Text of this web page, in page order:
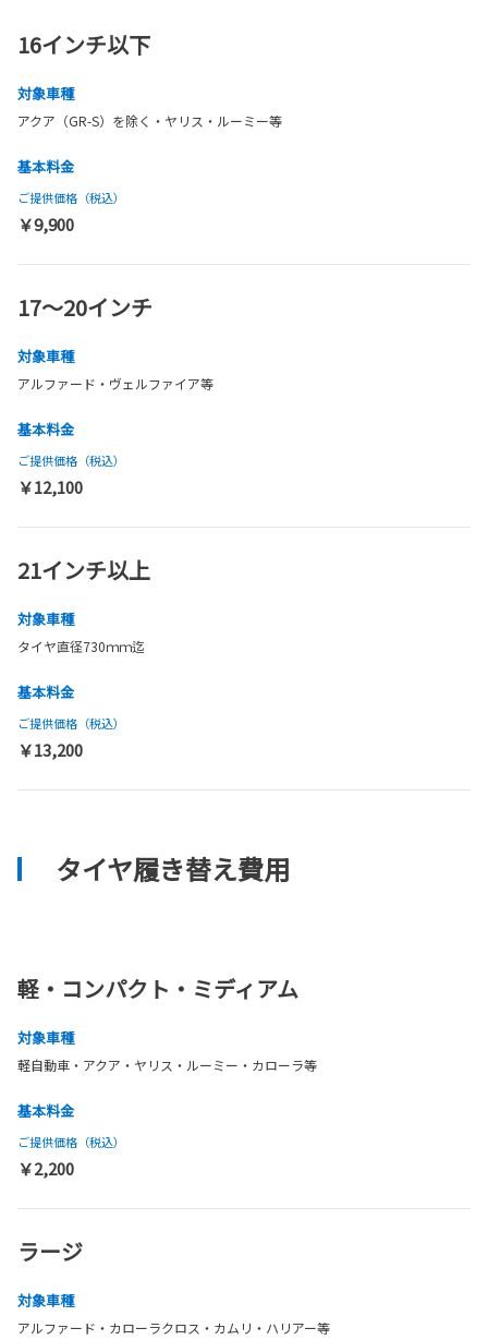
16インチ以下
対象車種
アクア（GR-S）を除く・ヤリス・ルーミー等
基本料金
ご提供価格（税込）
￥9,900
17～20インチ
対象車種
アルファード・ヴェルファイア等
基本料金
ご提供価格（税込）
￥12,100
21インチ以上
対象車種
タイヤ直径730ｍｍ迄
基本料金
ご提供価格（税込）
￥13,200
タイヤ履き替え費用
軽・コンパクト・ミディアム
対象車種
軽自動車・アクア・ヤリス・ルーミー・カローラ等
基本料金
ご提供価格（税込）
￥2,200
ラージ
対象車種
アルファード・カローラクロス・カムリ・ハリアー等